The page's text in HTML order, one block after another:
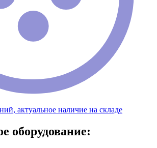
актуальное наличие на складе
оборудование: